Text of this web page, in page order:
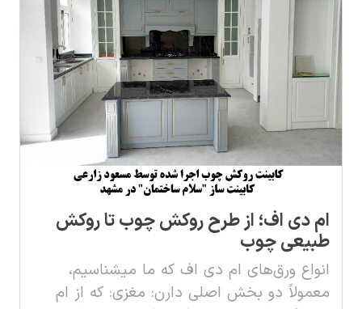
ام دی اف؛ از طرح روکش چوب تا روکش
طبیعی چوب
انواع ورق‌های ام دی اف که ما میشناسیم،
معمولاً دو بخش اصلی دارن: مغزی: که از ام